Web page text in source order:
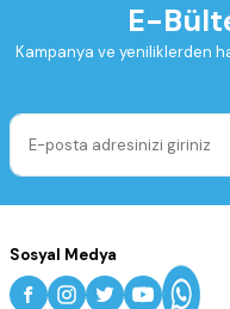
E-
Kampanya ve yeniliklerden
Sosyal Medya